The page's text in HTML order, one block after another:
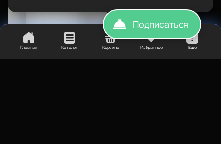
2. Для улучшения сцепления пластика с покрытием
платформы рекомендуем использоватьпленку,клей,лак.
3. Если пластик влажный, то рекомендуем использовать
сушилку
Главная Каталог Корзина Избранное Еще
Подписаться